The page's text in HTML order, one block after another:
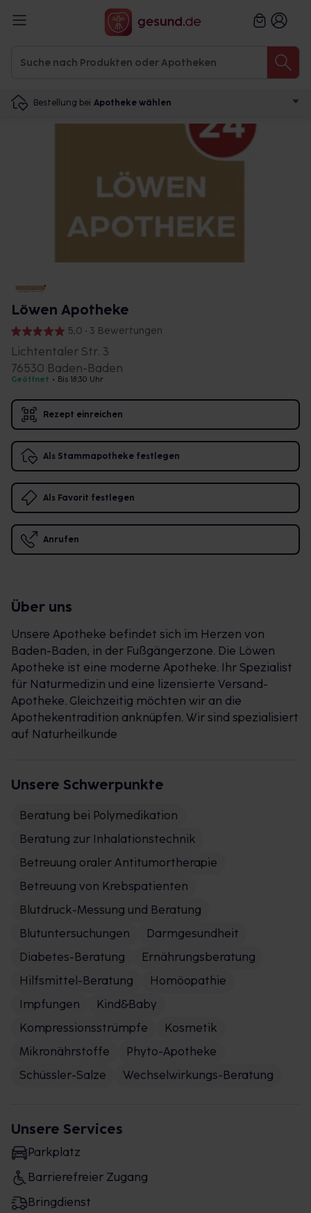
Bestellung bei Apotheke wählen
Löwen Apotheke
5,0 • 3 Bewertungen
Lichtentaler Str. 3
76530 Baden-Baden
Geöffnet • Bis 18:30 Uhr
Rezept einreichen
Als Stammapotheke festlegen
Als Favorit festlegen
Anrufen
Über uns
Unsere Apotheke befindet sich im Herzen von
Baden-Baden, in der Fußgängerzone. Die Löwen
Apotheke ist eine moderne Apotheke. Ihr Spezialist
für Naturmedizin und eine lizensierte Versand-
Apotheke. Gleichzeitig möchten wir an die
Apothekentradition anknüpfen. Wir sind spezialisiert
auf Naturheilkunde
Unsere Schwerpunkte
Beratung bei Polymedikation
Beratung zur Inhalationstechnik
Betreuung oraler Antitumortherapie
Betreuung von Krebspatienten
Blutdruck-Messung und Beratung
Blutuntersuchungen
Darmgesundheit
Diabetes-Beratung
Ernährungsberatung
Hilfsmittel-Beratung
Homöopathie
Impfungen
Kind&Baby
Kompressionsstrümpfe
Kosmetik
Mikronährstoffe
Phyto-Apotheke
Schüssler-Salze
Wechselwirkungs-Beratung
Unsere Services
Parkplatz
Barrierefreier Zugang
Bringdienst